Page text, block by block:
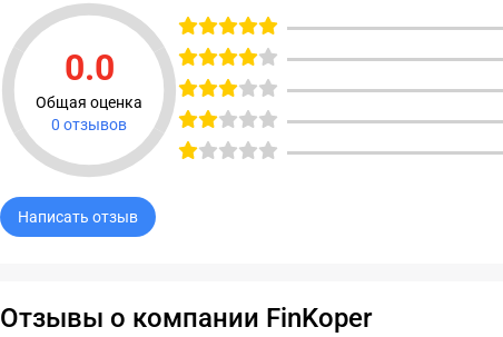
Рейтинг равен 0
0.0
Общая оценка
0 отзывов
Написать отзыв
Отзывы о компании FinKoper